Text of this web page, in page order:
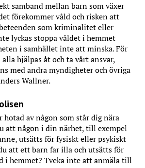
samband mellan barn som växer
förekommer våld och risken att
som kriminalitet eller
lyckas stoppa våldet i hemmet
i samhället inte att minska. För
hjälpas åt och ta vårt ansvar,
med andra myndigheter och övriga
Wallner.
hotad av någon som står dig nära
att någon i din närhet, till exempel
utsätts för fysiskt eller psykiskt
att ett barn far illa och utsätts för
i hemmet? Tveka inte att anmäla till